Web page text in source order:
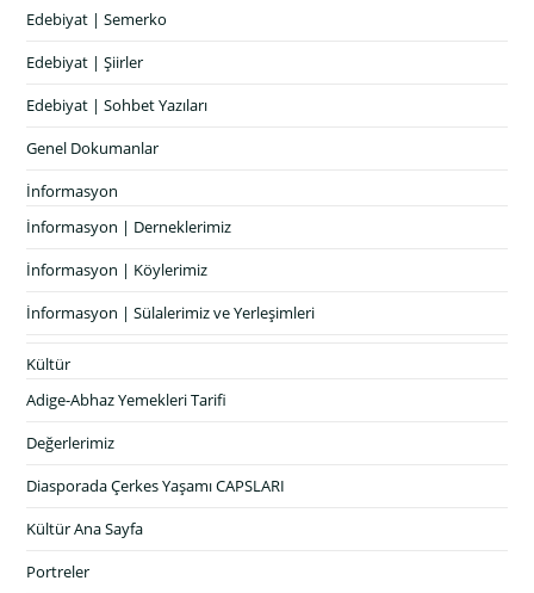
Edebiyat | Semerko
Edebiyat | Şiirler
Edebiyat | Sohbet Yazıları
Genel Dokumanlar
İnformasyon
İnformasyon | Derneklerimiz
İnformasyon | Köylerimiz
İnformasyon | Sülalerimiz ve Yerleşimleri
Kültür
Adige-Abhaz Yemekleri Tarifi
Değerlerimiz
Diasporada Çerkes Yaşamı CAPSLARI
Kültür Ana Sayfa
Portreler